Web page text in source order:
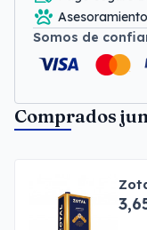
Somos de
Comprados